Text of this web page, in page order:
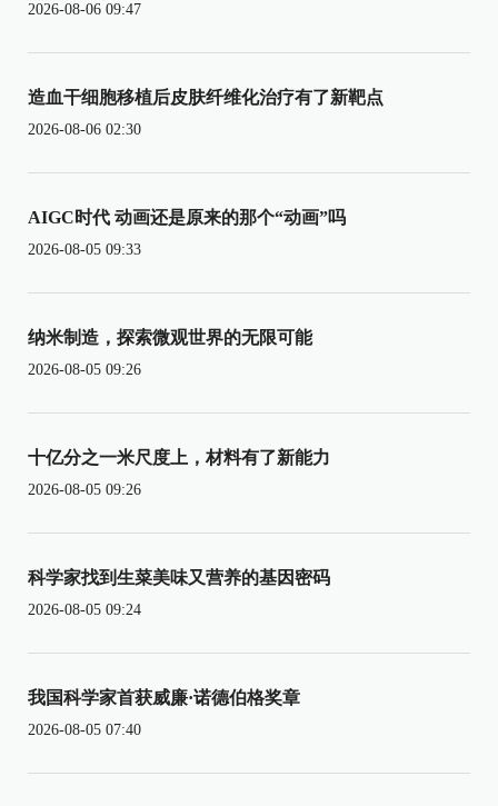
2026-08-06 09:47
造血干细胞移植后皮肤纤维化治疗有了新靶点
2026-08-06 02:30
AIGC时代 动画还是原来的那个“动画”吗
2026-08-05 09:33
纳米制造，探索微观世界的无限可能
2026-08-05 09:26
十亿分之一米尺度上，材料有了新能力
2026-08-05 09:26
科学家找到生菜美味又营养的基因密码
2026-08-05 09:24
我国科学家首获威廉·诺德伯格奖章
2026-08-05 07:40